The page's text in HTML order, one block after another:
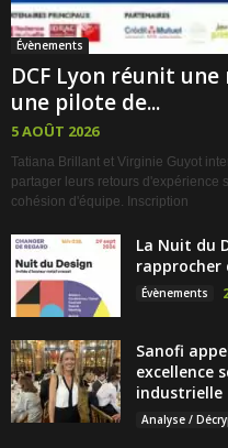
Évènements
DCF Lyon réunit
une pilote de...
5 AOÛT 2026
Tatiana Brillant et Virginie Guyot
partager leurs retours d'expérience
cohésion d'équipe. Inscription
La Nuit du
rapprocher
Évènements
Sanofi
excellence
industrielle
Analyse /